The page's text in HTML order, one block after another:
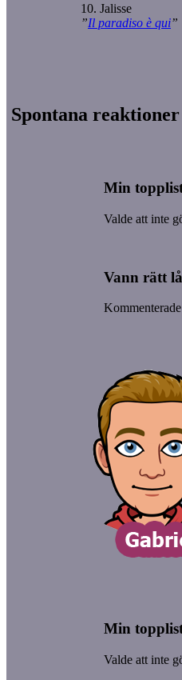
10. Jalisse
”Il paradiso è qui”
Spontana
Min
Valde att inte
Vann rätt
Min
Valde att inte